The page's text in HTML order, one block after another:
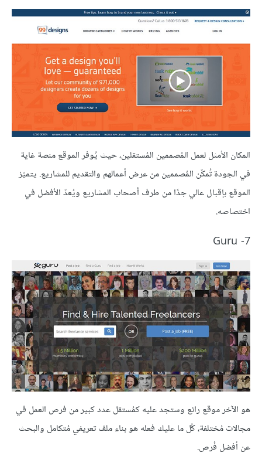
المكان الأمثل لعمل المُصممين المُستقلين، حيث يُوفر الموقع منصة غاية
في الجودة تُمكّن المُصممين من عرض أعمالهم والتقديم للمشاريع. يتميّز
الموقع بإقبال عالي جدًا من طرف أصحاب المشاريع ويُعدّ الأفضل في
اختصاصه.
7- Guru
هو الآخر موقع رائع وستجد عليه كمُستقل عدد كبير من فرص العمل في
مجالات مُختلفة، كُل ما عليك فعله هو بناء ملف تعريفي مُتكامل والبحث
عن أفضل فُرص.